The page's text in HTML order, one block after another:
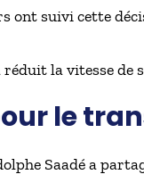
ont suivi cette
réduit la vitesse
le
Saadé a